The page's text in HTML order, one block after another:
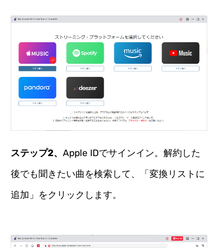
ステップ2、Apple IDでサインイン。解約した
後でも聞きたい曲を検索して、「変換リストに
追加」をクリックします。